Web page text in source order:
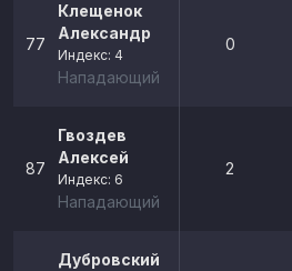
77
Клещенок
Александр
Индекс: 4
Нападающий
0
87
Гвоздев
Алексей
Индекс: 6
Нападающий
2
Дубровский